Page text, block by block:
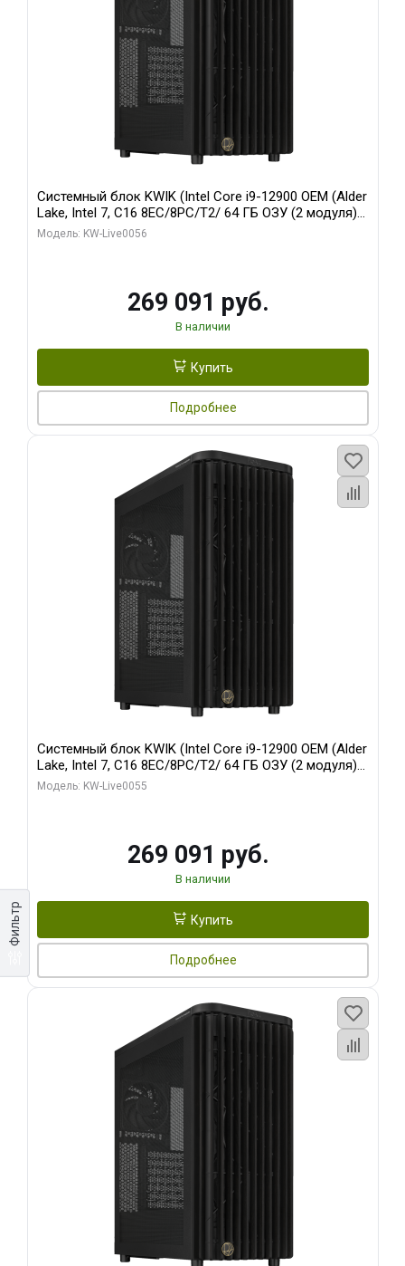
Фильтр
Системный блок KWIK (Intel Core i9-12900 OEM (Alder
Lake, Intel 7, C16 8EC/8PC/T2/ 64 ГБ ОЗУ (2 модуля)/
Palit RTX5080 INFINITY 3 OC 16GB GDDR7 256bit 3xDP
Модель: KW-Live0056
269 091 руб.
В наличии
Купить
Подробнее
Системный блок KWIK (Intel Core i9-12900 OEM (Alder
Lake, Intel 7, C16 8EC/8PC/T2/ 64 ГБ ОЗУ (2 модуля)/
MSI RTX5080 SHADOW 3X OC 16GB GDDR7 256bit 3xDP
Модель: KW-Live0055
269 091 руб.
В наличии
Купить
Подробнее